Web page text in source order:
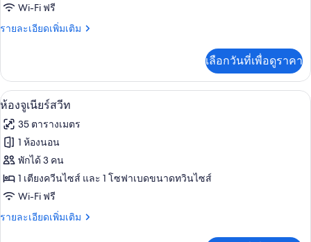
แฟ
มิ
(Prestige
Lamee)
Wi-Fi ฟรี
รายละเอียดเพิ่มเติม
ราย
เกี่ยว
กับ
ห้อง
มิ
ลี่
(Prestige
Lamee)
เลือกวันที่เพื่อดูราคา
เปิด
ภาพถ่าย
ทั้งหมด
ของ
ห้อง
จู
เนียร์
เครื่องนอนระดับพรีเมียม, ผ้านวมขนเ
10
ห้องจูเนียร์สวีท
35 ตารางเมตร
1 ห้องนอน
พักได้ 3 คน
1 เตียงควีนไซส์ และ 1 โซฟาเบดขนาดทวินไซส์
Wi-Fi ฟรี
รายละเอียดเพิ่มเติม
ราย